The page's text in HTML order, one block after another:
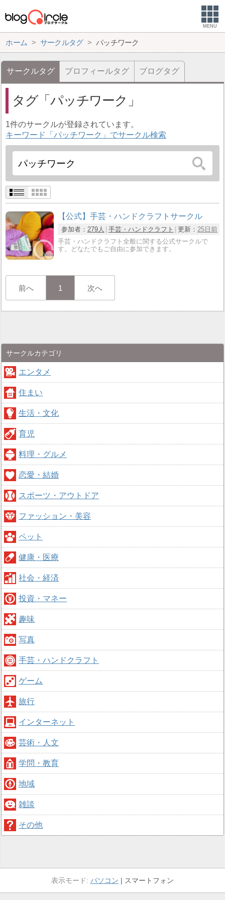
MENU
ホーム サークルタグ パッチワーク
サークルタグ プロフィールタグ ブログタグ
タグ パッチワーク
1件のサークルが登録されています。
キーワード「パッチワーク」でサークル検索
【公式】手芸・ハンドクラフトサークル
参加者： 279人 手芸・ハンドクラフト 更新： 25日前
手芸・ハンドクラフト全般に関する公式サークルで
す。どなたでもご自由に参加できます。
前へ 1 次へ
サークルカテゴリ
エンタメ
住まい
生活・文化
育児
料理・グルメ
恋愛・結婚
スポーツ・アウトドア
ファッション・美容
ペット
健康・医療
社会・経済
投資・マネー
趣味
写真
手芸・ハンドクラフト
ゲーム
旅行
インターネット
芸術・人文
学問・教育
地域
雑談
その他
パソコン スマートフォン